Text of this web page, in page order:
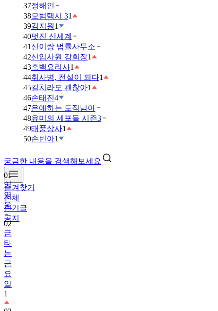
37정해인
38모범택시 31
39김지원 1
40멋진 신세계
41 신이랑 법률사무소
42신입사원 강회장1
43흑백요리사1
44취사병, 전설이 되다1
45길치라도 괜찮아1
46손태진4
47은애하는 도적님아
48유미의 세포들 시즌3
49태풍상사1
50손빈아1
궁금한 내용을 검색해보세요
즐겨찾기
전체
인기글
공지
01
임
영
웅
02
금
타
는
금
요
일
1